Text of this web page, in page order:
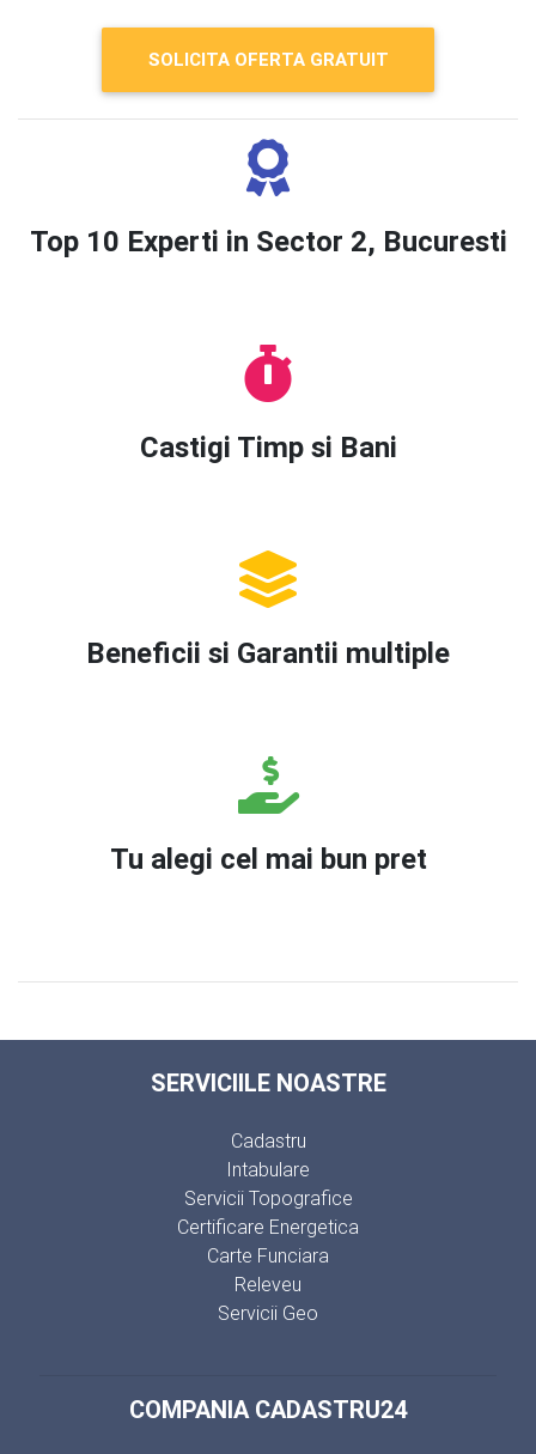
SOLICITA OFERTA GRATUIT
Top 10 Experti in Sector 2, Bucuresti
Castigi Timp si Bani
Beneficii si Garantii multiple
Tu alegi cel mai bun pret
SERVICIILE NOASTRE
Cadastru
Intabulare
Servicii Topografice
Certificare Energetica
Carte Funciara
Releveu
Servicii Geo
COMPANIA CADASTRU24